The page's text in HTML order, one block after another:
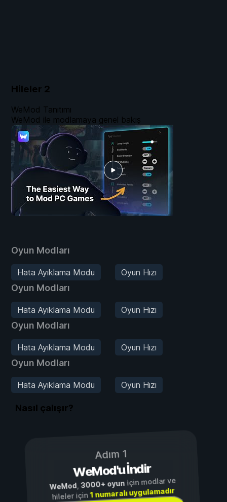
Hileler 2
Oyun Modları
Hata Ayıklama Modu Oyun Hızı
Oyun Modları
Hata Ayıklama Modu Oyun Hızı
Oyun Modları
Hata Ayıklama Modu Oyun Hızı
Oyun Modları
Hata Ayıklama Modu Oyun Hızı
WeMod Tanıtımı
WeMod ile modlamaya genel bakış
Nasıl çalışır?
Adım 1
WeMod'u İndir
WeMod,3000+ oyuniçin modlar ve
hileler için1 numaralı uygulamadır